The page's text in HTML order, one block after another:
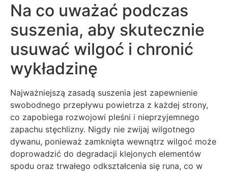
Na co uważać podczas
suszenia, aby skutecznie
usuwać wilgoć i chronić
wykładzinę
Najważniejszą zasadą suszenia jest zapewnienie
swobodnego przepływu powietrza z każdej strony,
co zapobiega rozwojowi pleśni i nieprzyjemnego
zapachu stęchlizny. Nigdy nie zwijaj wilgotnego
dywanu, ponieważ zamknięta wewnątrz wilgoć może
doprowadzić do degradacji klejonych elementów
spodu oraz trwałego odkształcenia się runa, co w